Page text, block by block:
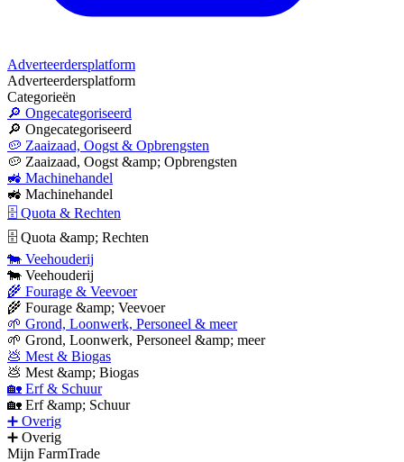
Adverteerdersplatform
Adverteerdersplatform
Categorieën
🔎 Ongecategoriseerd
🔎 Ongecategoriseerd
🥔 Zaaizaad, Oogst & Opbrengsten
🥔 Zaaizaad, Oogst &amp; Opbrengsten
🚜 Machinehandel
🚜 Machinehandel
🗄 Quota & Rechten
🗄 Quota &amp; Rechten
🐄 Veehouderij
🐄 Veehouderij
🌾 Fourage & Veevoer
🌾 Fourage &amp; Veevoer
🌱 Grond, Loonwerk, Personeel & meer
🌱 Grond, Loonwerk, Personeel &amp; meer
💩 Mest & Biogas
💩 Mest &amp; Biogas
🏡 Erf & Schuur
🏡 Erf &amp; Schuur
➕ Overig
➕ Overig
Mijn FarmTrade